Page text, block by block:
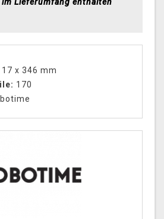
Lieferumfang enthalten
x 346 mm
170